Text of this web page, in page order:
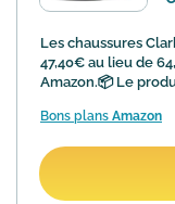
Les chaussures
47,40€ au lieu de
Amazon.📦 Le
Bons plans Amazon